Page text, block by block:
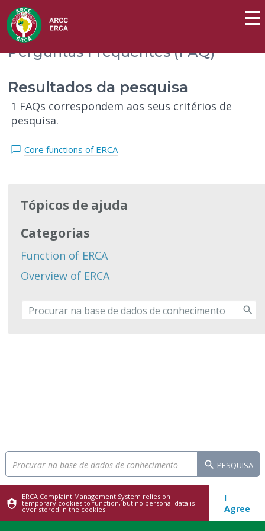
Perguntas Frequentes (FAQ)
Resultados da pesquisa
1 FAQs correspondem aos seus critérios de
pesquisa.
Core functions of ERCA
Tópicos de ajuda
Categorias
Function of ERCA
Overview of ERCA
PESQUISA
ERCA Complaint Management System relies on
temporary cookies to function, but no personal data is
ever stored in the cookies.
I
Agree